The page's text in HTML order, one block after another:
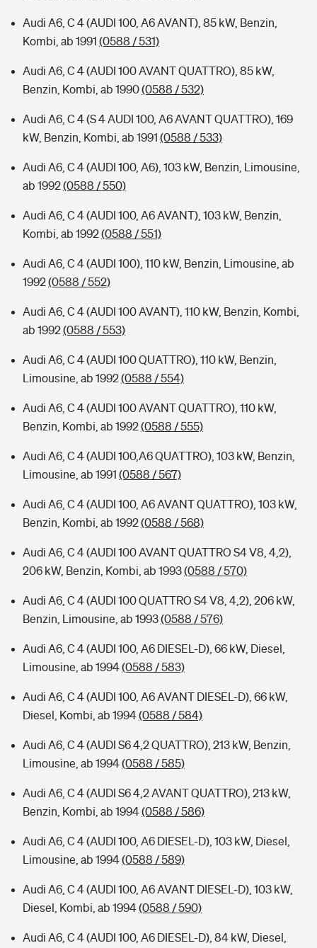
Audi A6, C 4 (AUDI 100, A6 AVANT), 85 kW, Benzin,
Kombi, ab 1991 (0588 / 531)
Audi A6, C 4 (AUDI 100 AVANT QUATTRO), 85 kW,
Benzin, Kombi, ab 1990(0588 / 532)
Audi A6, C 4 (S 4 AUDI 100, A6 AVANT QUATTRO), 169
kW, Benzin, Kombi, ab 1991 (0588 / 533)
Audi A6, C 4 (AUDI 100, A6), 103 kW, Benzin, Limousine,
ab 1992(0588 / 550)
Audi A6, C 4 (AUDI 100, A6 AVANT), 103 kW, Benzin,
Kombi, ab 1992(0588 / 551)
Audi A6, C 4 (AUDI 100), 110 kW, Benzin, Limousine, ab
1992(0588 / 552)
Audi A6, C 4 (AUDI 100 AVANT), 110 kW, Benzin, Kombi,
ab 1992(0588 / 553)
Audi A6, C 4 (AUDI 100 QUATTRO), 110 kW, Benzin,
Limousine, ab 1992(0588 / 554)
Audi A6, C 4 (AUDI 100 AVANT QUATTRO), 110 kW,
Benzin, Kombi, ab 1992(0588 / 555)
Audi A6, C 4 (AUDI 100,A6 QUATTRO), 103 kW, Benzin,
Limousine, ab 1991 (0588 / 567)
Audi A6, C 4 (AUDI 100, A6 AVANT QUATTRO), 103 kW,
Benzin, Kombi, ab 1992(0588 / 568)
Audi A6, C 4 (AUDI 100 AVANT QUATTRO S4 V8, 4,2),
206 kW, Benzin, Kombi, ab 1993(0588 / 570)
Audi A6, C 4 (AUDI 100 QUATTRO S4 V8, 4,2), 206 kW,
Benzin, Limousine, ab 1993(0588 / 576)
Audi A6, C 4 (AUDI 100, A6 DIESEL-D), 66 kW, Diesel,
Limousine, ab 1994(0588 / 583)
Audi A6, C 4 (AUDI 100, A6 AVANT DIESEL-D), 66 kW,
Diesel, Kombi, ab 1994(0588 / 584)
Audi A6, C 4 (AUDI S6 4,2 QUATTRO), 213 kW, Benzin,
Limousine, ab 1994(0588 / 585)
Audi A6, C 4 (AUDI S6 4,2 AVANT QUATTRO), 213 kW,
Benzin, Kombi, ab 1994(0588 / 586)
Audi A6, C 4 (AUDI 100, A6 DIESEL-D), 103 kW, Diesel,
Limousine, ab 1994(0588 / 589)
Audi A6, C 4 (AUDI 100, A6 AVANT DIESEL-D), 103 kW,
Diesel, Kombi, ab 1994(0588 / 590)
Audi A6, C 4 (AUDI 100, A6 DIESEL-D), 84 kW, Diesel,